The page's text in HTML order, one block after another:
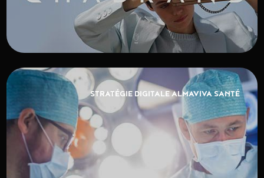
STRATÉGIE DIGITALE ALMAVIVA SANTÉ